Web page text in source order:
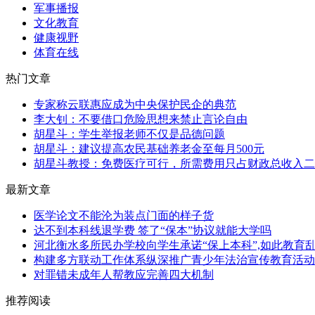
军事播报
文化教育
健康视野
体育在线
热门文章
专家称云联惠应成为中央保护民企的典范
李大钊：不要借口危险思想来禁止言论自由
胡星斗：学生举报老师不仅是品德问题
胡星斗：建议提高农民基础养老金至每月500元
胡星斗教授：免费医疗可行，所需费用只占财政总收入
最新文章
医学论文不能沦为装点门面的样子货
达不到本科线退学费 签了“保本”协议就能大学吗
河北衡水多所民办学校向学生承诺“保上本科”,如此教育
构建多方联动工作体系纵深推广青少年法治宣传教育活动
对罪错未成年人帮教应完善四大机制
推荐阅读